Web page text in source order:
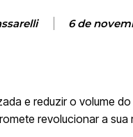
6 de
e reduzir o volume
revolucionar a sua